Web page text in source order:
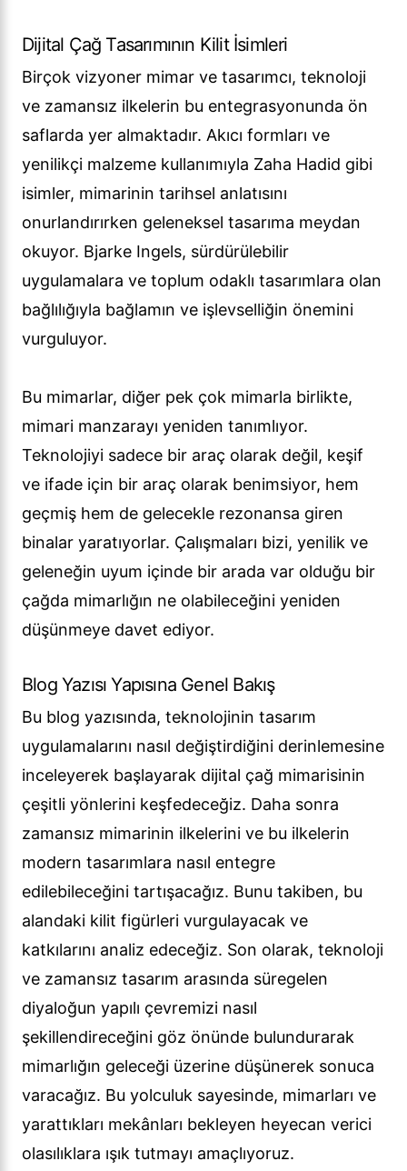
Dijital Çağ Tasarımının Kilit İsimleri
Birçok vizyoner mimar ve tasarımcı, teknoloji
ve zamansız ilkelerin bu entegrasyonunda ön
saflarda yer almaktadır. Akıcı formları ve
yenilikçi malzeme kullanımıyla Zaha Hadid gibi
isimler, mimarinin tarihsel anlatısını
onurlandırırken geleneksel tasarıma meydan
okuyor. Bjarke Ingels, sürdürülebilir
uygulamalara ve toplum odaklı tasarımlara olan
bağlılığıyla bağlamın ve işlevselliğin önemini
vurguluyor.
Bu mimarlar, diğer pek çok mimarla birlikte,
mimari manzarayı yeniden tanımlıyor.
Teknolojiyi sadece bir araç olarak değil, keşif
ve ifade için bir araç olarak benimsiyor, hem
geçmiş hem de gelecekle rezonansa giren
binalar yaratıyorlar. Çalışmaları bizi, yenilik ve
geleneğin uyum içinde bir arada var olduğu bir
çağda mimarlığın ne olabileceğini yeniden
düşünmeye davet ediyor.
Blog Yazısı Yapısına Genel Bakış
Bu blog yazısında, teknolojinin tasarım
uygulamalarını nasıl değiştirdiğini derinlemesine
inceleyerek başlayarak dijital çağ mimarisinin
çeşitli yönlerini keşfedeceğiz. Daha sonra
zamansız mimarinin ilkelerini ve bu ilkelerin
modern tasarımlara nasıl entegre
edilebileceğini tartışacağız. Bunu takiben, bu
alandaki kilit figürleri vurgulayacak ve
katkılarını analiz edeceğiz. Son olarak, teknoloji
ve zamansız tasarım arasında süregelen
diyaloğun yapılı çevremizi nasıl
şekillendireceğini göz önünde bulundurarak
mimarlığın geleceği üzerine düşünerek sonuca
varacağız. Bu yolculuk sayesinde, mimarları ve
yarattıkları mekânları bekleyen heyecan verici
olasılıklara ışık tutmayı amaçlıyoruz.